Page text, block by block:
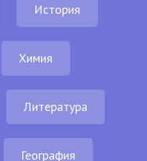
История
Химия
Литература
География